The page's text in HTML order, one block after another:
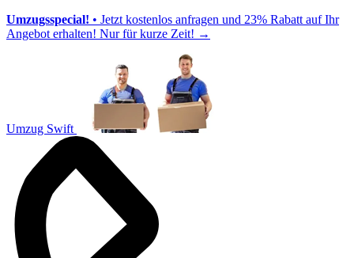
Umzugsspecial! • Jetzt kostenlos anfragen und 23% Rabatt auf Ihr
Angebot erhalten! Nur für kurze Zeit! →
Umzug Swift